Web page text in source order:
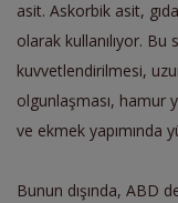
asit. Askorbik asit,
olarak kullanılıyor. Bu
kuvvetlendirilmesi,
olgunlaşması, hamur
ve ekmek yapımında
Bunun dışında, ABD